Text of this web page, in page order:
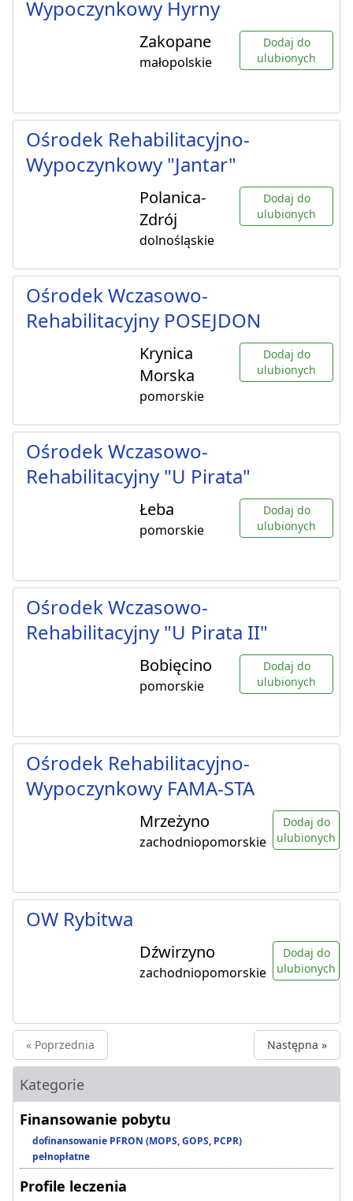
Wypoczynkowy Hyrny
Zakopane
małopolskie
Dodaj do
ulubionych
Ośrodek Rehabilitacyjno-
Wypoczynkowy "Jantar"
Polanica-
Zdrój
dolnośląskie
Dodaj do
ulubionych
Ośrodek Wczasowo-
Rehabilitacyjny POSEJDON
Krynica
Morska
pomorskie
Dodaj do
ulubionych
Ośrodek Wczasowo-
Rehabilitacyjny "U Pirata"
Łeba
pomorskie
Dodaj do
ulubionych
Ośrodek Wczasowo-
Rehabilitacyjny "U Pirata II"
Bobięcino
pomorskie
Dodaj do
ulubionych
Ośrodek Rehabilitacyjno-
Wypoczynkowy FAMA-STA
Mrzeżyno
zachodniopomorskie
Dodaj do
ulubionych
OW Rybitwa
Dźwirzyno
zachodniopomorskie
Dodaj do
ulubionych
« Poprzednia Następna »
Kategorie
Finansowanie pobytu
dofinansowanie PFRON (MOPS, GOPS, PCPR)
pełnopłatne
Profile leczenia